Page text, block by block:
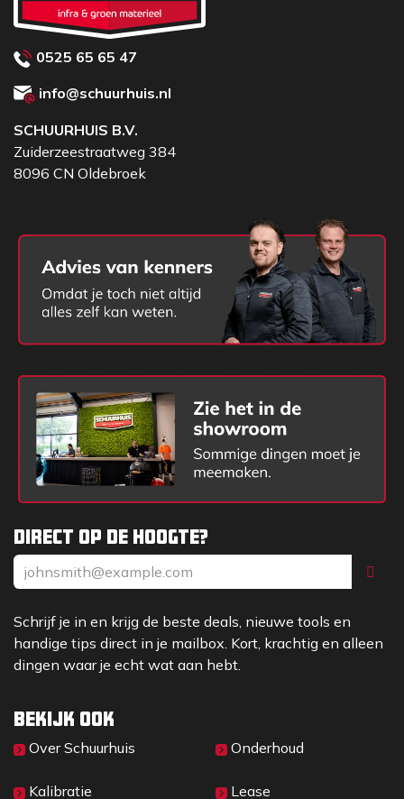
Direct op de hoogte?
Schrijf je in en krijg de beste deals, nieuwe tools en
handige tips direct in je mailbox. Kort, krachtig en alleen
dingen waar je echt wat aan hebt.
Bekijk ook
Over Sc​huurhuis
Kalibratie
Onderhoud
Lease
0525 65 65 47
info@schuurhuis.nl
SCHUURHUIS B.V.
Zuiderzeestraatweg 384
8096 CN Oldebroek